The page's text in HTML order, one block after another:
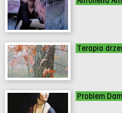
Terapia
Problem